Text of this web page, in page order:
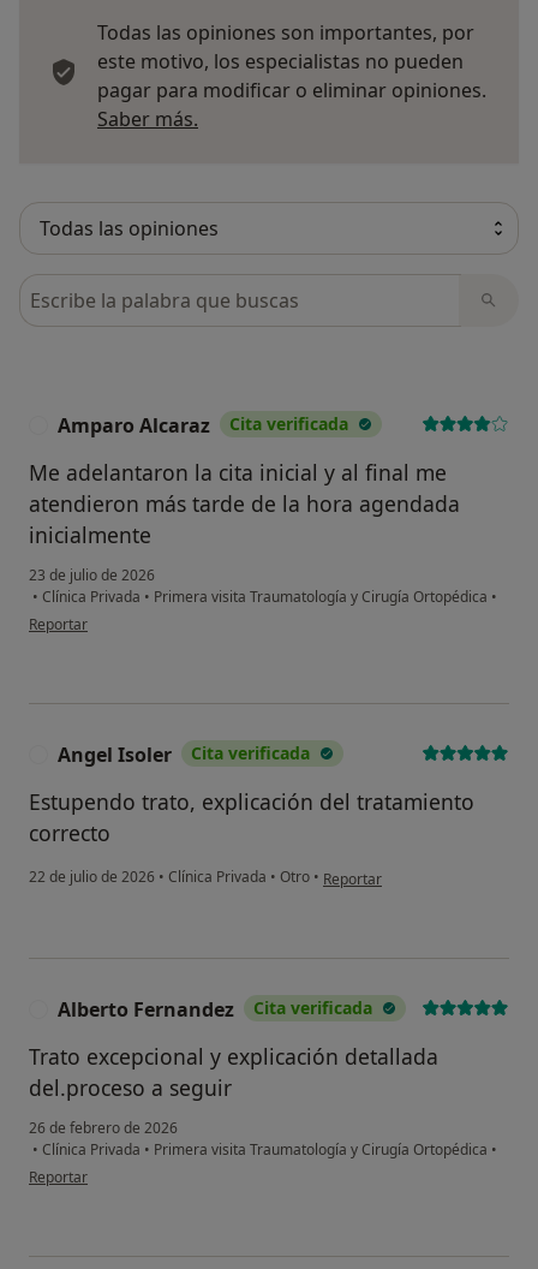
Todas las opiniones son importantes, por
este motivo, los especialistas no pueden
pagar para modificar o eliminar opiniones.
Saber más.
Busca en opiniones
Amparo Alcaraz Cita verificada
Me adelantaron la cita inicial y al final me
atendieron más tarde de la hora agendada
inicialmente
23 de julio de 2026
• Clínica Privada • Primera visita Traumatología y Cirugía Ortopédica •
en opinión del usuario Amparo Alcaraz
Reportar
Angel Isoler Cita verificada
Estupendo trato, explicación del tratamiento
correcto
22 de julio de 2026 • Clínica Privada • Otro • en opinión del usuario Angel
Reportar
Alberto Fernandez Cita verificada
Trato excepcional y explicación detallada
del.proceso a seguir
26 de febrero de 2026
• Clínica Privada • Primera visita Traumatología y Cirugía Ortopédica •
en opinión del usuario Alberto Fernandez
Reportar